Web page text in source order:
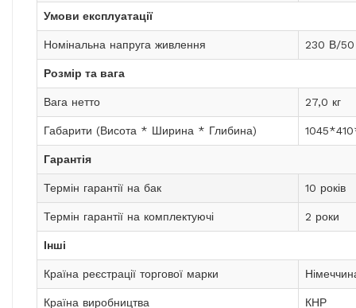
Умови експлуатації
Номінальна напруга живлення 230 В/50
Розмір та вага
Вага нетто 27,0 кг
Габарити (Висота * Ширина * Глибина)
Гарантія
Термін гарантії на бак 10 років
Термін гарантії на комплектуючі 2 роки
Інші
Країна реєстрації торгової марки
Країна виробництва КНР